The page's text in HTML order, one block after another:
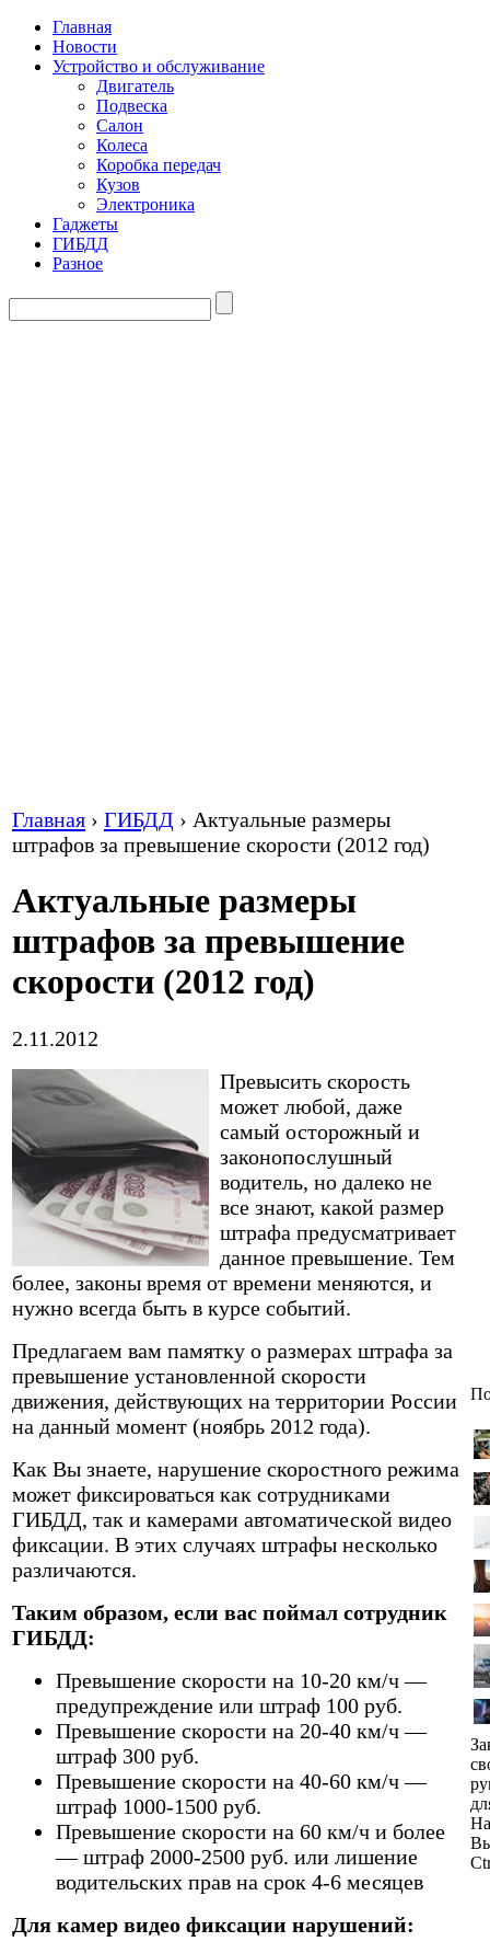
Главная
Новости
Устройство и обслуживание
Двигатель
Подвеска
Салон
Колеса
Коробка передач
Кузов
Электроника
Гаджеты
ГИБДД
Разное
Главная › ГИБДД › Актуальные размеры
штрафов за превышение скорости (2012 год)
Актуальные размеры
штрафов за превышение
скорости (2012 год)
2.11.2012
Превысить скорость
может любой, даже
самый осторожный и
законопослушный
водитель, но далеко не
все знают, какой размер
штрафа предусматривает
данное превышение. Тем
более, законы время от времени меняются, и
нужно всегда быть в курсе событий.
Предлагаем вам памятку о размерах штрафа за
превышение установленной скорости
движения, действующих на территории России
на данный момент (ноябрь 2012 года).
Как Вы знаете, нарушение скоростного режима
может фиксироваться как сотрудниками
ГИБДД, так и камерами автоматической видео
фиксации. В этих случаях штрафы несколько
различаются.
Таким образом, если вас поймал сотрудник
ГИБДД:
Превышение скорости на 10-20 км/ч —
предупреждение или штраф 100 руб.
Превышение скорости на 20-40 км/ч —
штраф 300 руб.
Превышение скорости на 40-60 км/ч —
штраф 1000-1500 руб.
Превышение скорости на 60 км/ч и более
— штраф 2000-2500 руб. или лишение
водительских прав на срок 4-6 месяцев
Для камер видео фиксации нарушений: